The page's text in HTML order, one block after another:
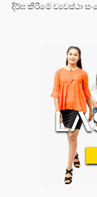
දිර්ඝ කිරිමේ ව්‍යවස්ථා